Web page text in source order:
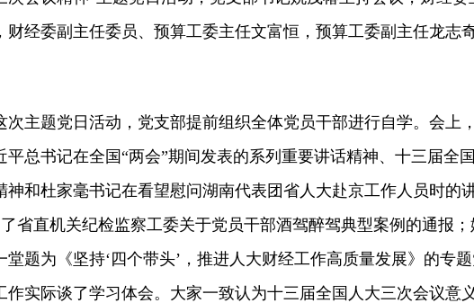
财经委副主任委员、预算工委主任文富恒，预算工委副主任龙志
题党日活动，党支部提前组织全体党员干部进行自学。会上，
平总书记在全国“两会”期间发表的系列重要讲话精神、十三届全国
神和杜家毫书记在看望慰问湖南代表团省人大赴京工作人员时的
省直机关纪检监察工委关于党员干部酒驾醉驾典型案例的通报；
堂题为《坚持‘四个带头’，推进人大财经工作高质量发展》的专
作实际谈了学习体会。大家一致认为十三届全国人大三次会议意义